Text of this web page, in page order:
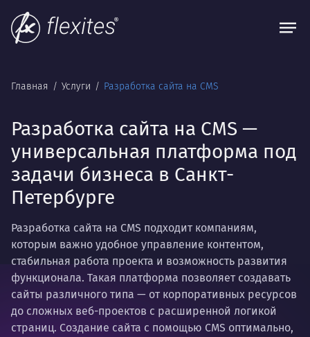
Главная Услуги Разработка сайта на CMS
Разработка сайта на CMS —
универсальная платформа под
задачи бизнеса в Санкт-
Петербурге
Разработка сайта на CMS подходит компаниям,
которым важно удобное управление контентом,
стабильная работа проекта и возможность развития
функционала. Такая платформа позволяет создавать
сайты различного типа — от корпоративных ресурсов
до сложных веб-проектов с расширенной логикой
страниц. Создание сайта с помощью CMS оптимально,